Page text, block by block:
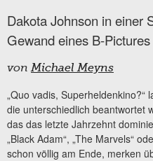
Dakota Johnson in einer
Gewand eines B-Pictures
vonMichael Meyns
„Quo vadis,
die unterschiedlich beantwortet
das das letzte Jahrzehnt
„Black Adam“, „The Marvels“
schon völlig am Ende, merken